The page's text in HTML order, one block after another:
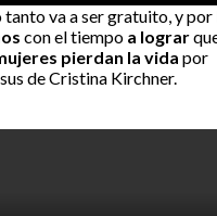
va a ser gratuito, y por
con el tiempo a lograr
pierdan la vida por
de Cristina Kirchner.